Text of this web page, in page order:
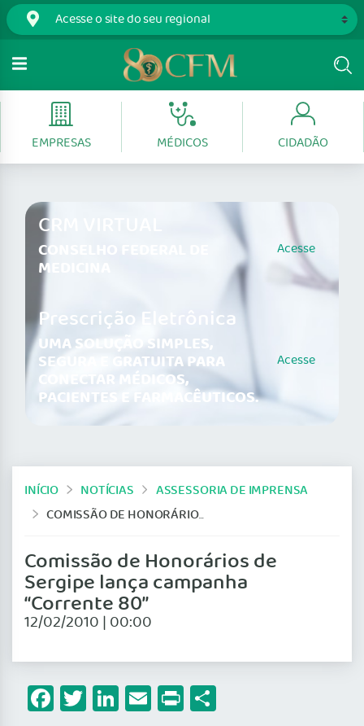
EMPRESAS MÉDICOS CIDADÃO
CRM VIRTUAL
CONSELHO FEDERAL DE
MEDICINA
Acesse
Prescrição Eletrônica
UMA SOLUÇÃO SIMPLES,
SEGURA E GRATUITA PARA
CONECTAR MÉDICOS,
PACIENTES E FARMACÊUTICOS.
Acesse
INÍCIO NOTÍCIAS
ASSESSORIA DE IMPRENSA
COMISSÃO DE HONORÁRIOS DE SERGIPE LANÇA CAMPANHA “CORRENTE 80”
Comissão de Honorários de
Sergipe lança campanha
“Corrente 80”
12/02/2010 | 00:00
Facebook
Twitter
LinkedIn
Email
Print